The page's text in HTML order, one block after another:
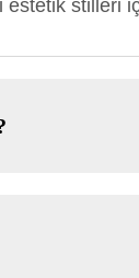
estetik stilleri